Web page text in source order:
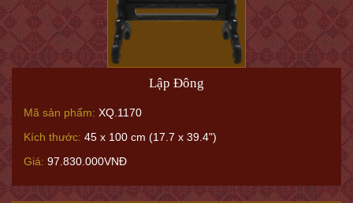
Lập Đông
Mã sản phẩm: XQ.1170
Kích thước: 45 x 100 cm (17.7 x 39.4")
Giá: 97.830.000VNĐ